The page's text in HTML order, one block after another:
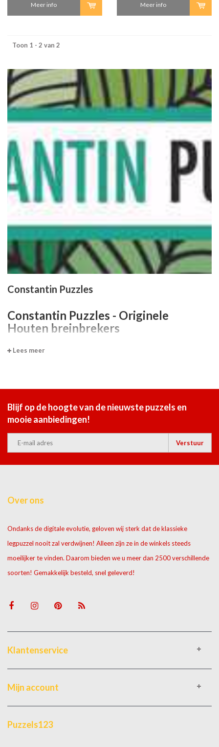
Meer info Meer info
Toon 1 - 2 van 2
Constantin Puzzles
Constantin Puzzles - Originele
Houten breinbrekers
Lees meer
Blijf op de hoogte van de nieuwste puzzels en
mooie aanbiedingen!
Verstuur
Over ons
Ondanks de digitale evolutie, geloven wij sterk dat de klassieke
legpuzzel nooit zal verdwijnen! Alleen zijn ze in de winkels steeds
moeilijker te vinden. Daarom bieden we u meer dan 2500 verschillende
soorten! Gemakkelijk besteld, snel geleverd!
Klantenservice
Mijn account
Puzzels123